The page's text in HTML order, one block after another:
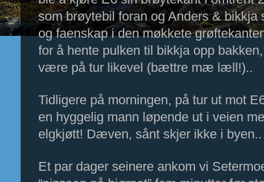
som brøytebil foran og Anders & bikkja
og faenskap i den møkkete
for å hente pulken til bikkja opp
være på tur likevel (bættre mæ læll!)..
Tidligere på morningen, på tur ut mot
en hyggelig mann løpende ut i veien
elgkjøtt! Dæven, sånt skjer ikke i byen..
Et par dager seinere ankom vi